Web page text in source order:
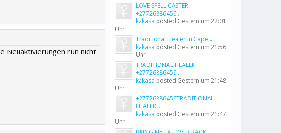
Neuaktivierungen nun nicht
LOVE SPELL CASTER
+27726886459...
kakasa posted Gestern um 22:01
Uhr
Traditional Healer In Cape...
kakasa posted Gestern um 21:56
Uhr
TRADITIONAL HEALER
+27726886459...
kakasa posted Gestern um 21:48
Uhr
+27726886459TRADITIONAL
HEALER...
kakasa posted Gestern um 21:47
Uhr